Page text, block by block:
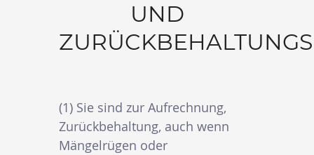
UND
(1) Sie sind zur Aufrechnung,
Zurückbehaltung, auch wenn
Mängelrügen oder